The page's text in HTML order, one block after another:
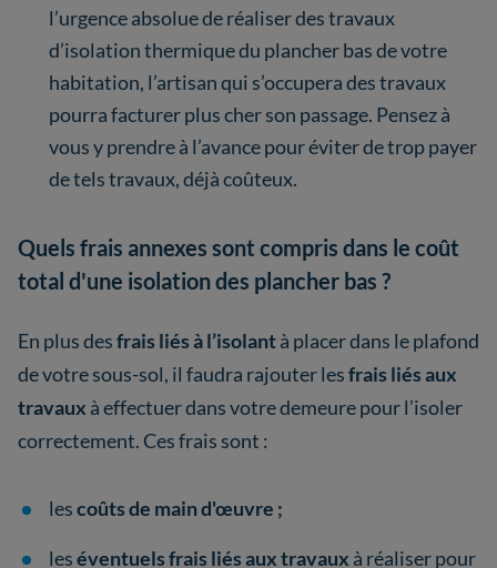
l’urgence absolue de réaliser des travaux
d’isolation thermique du plancher bas de votre
habitation, l’artisan qui s’occupera des travaux
pourra facturer plus cher son passage. Pensez à
vous y prendre à l’avance pour éviter de trop payer
de tels travaux, déjà coûteux.
Quels frais annexes sont compris dans le coût
total d'une isolation des plancher bas ?
En plus desfrais liés à l’isolantà placer dans le plafond
de votre sous-sol, il faudra rajouter lesfrais liés aux
travaux à effectuer dans votre demeure pour l’isoler
correctement. Ces frais sont :
lescoûts de main d'œuvre ;
leséventuels frais liés aux travaux à réaliser pour